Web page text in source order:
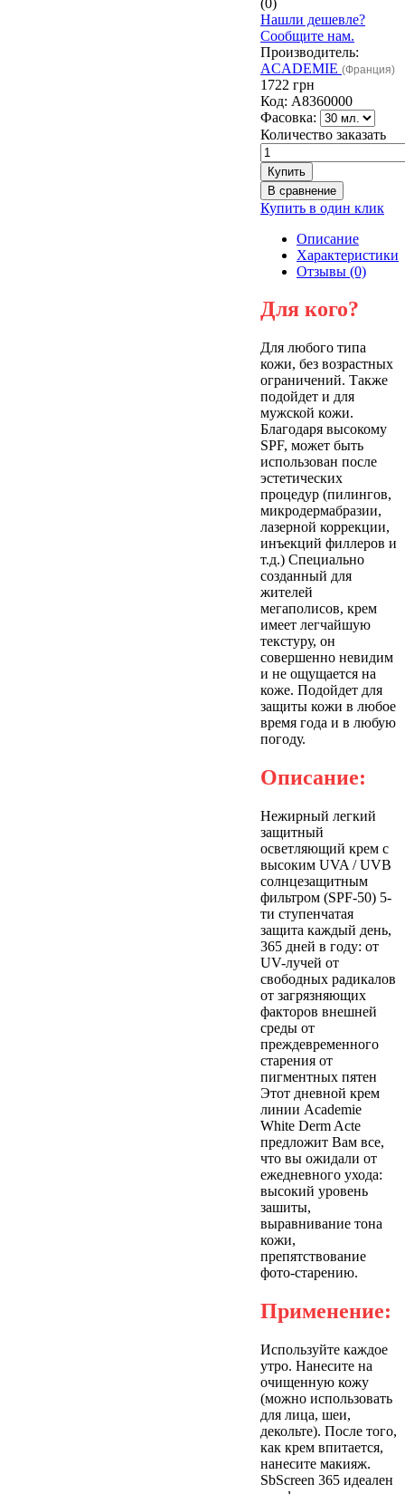
Нашли дешевле?
Сообщите нам.
Производитель:
ACADEMIE (Франция)
1722 грн
Код: A8360000
Фасовка:
Количество заказать
Купить в один клик
Описание
Характеристики
Отзывы (0)
Для кого?
Для любого типа
кожи, без возрастных
ограничений. Также
подойдет и для
мужской кожи.
Благодаря высокому
SPF, может быть
использован после
эстетических
процедур (пилингов,
микродермабразии,
лазерной коррекции,
инъекций филлеров и
т.д.) Специально
созданный для
жителей
мегаполисов, крем
имеет легчайшую
текстуру, он
совершенно невидим
и не ощущается на
коже. Подойдет для
защиты кожи в любое
время года и в любую
погоду.
Описание:
Нежирный легкий
защитный
осветляющий крем с
высоким UVA / UVB
солнцезащитным
фильтром (SPF-50) 5-
ти ступенчатая
защита каждый день,
365 дней в году: от
UV-лучей от
свободных радикалов
от загрязняющих
факторов внешней
среды от
преждевременного
старения от
пигментных пятен
Этот дневной крем
линии Academie
White Derm Acte
предложит Вам все,
что вы ожидали от
ежедневного ухода:
высокий уровень
зашиты,
выравнивание тона
кожи,
препятствование
фото-старению.
Применение:
Используйте каждое
утро. Нанесите на
очищенную кожу
(можно использовать
для лица, шеи,
декольте). После того,
как крем впитается,
нанесите макияж.
SbScreen 365 идеален